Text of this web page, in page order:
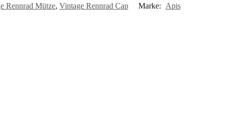
Rennrad Mütze, Vintage Rennrad Cap Marke: Apis